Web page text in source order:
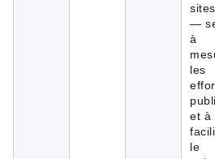
sites
—
à
les
et à
le